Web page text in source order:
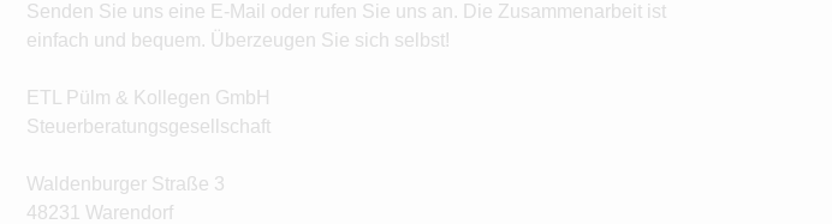
Senden Sie uns eine E-Mail oder rufen Sie uns an. Die Zusammenarbeit ist
einfach und bequem. Überzeugen Sie sich selbst!
ETL Pülm & Kollegen GmbH
Steuerberatungsgesellschaft
Waldenburger Straße 3
48231 Warendorf